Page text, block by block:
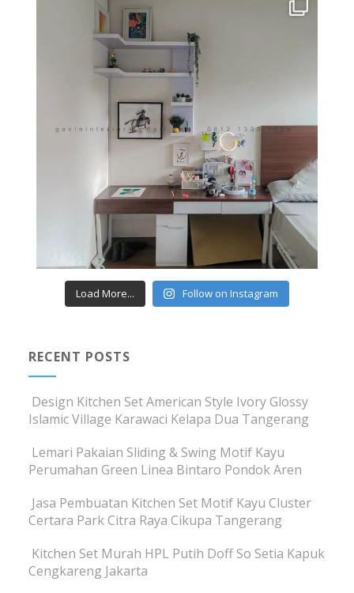
Load More... Follow on Instagram
RECENT POSTS
Design Kitchen Set American Style Ivory Glossy
Islamic Village Karawaci Kelapa Dua Tangerang
Lemari Pakaian Sliding & Swing Motif Kayu
Perumahan Green Linea Bintaro Pondok Aren
Jasa Pembuatan Kitchen Set Motif Kayu Cluster
Certara Park Citra Raya Cikupa Tangerang
Kitchen Set Murah HPL Putih Doff So Setia Kapuk
Cengkareng Jakarta